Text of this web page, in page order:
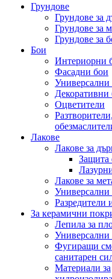
Грундове
Грундове за
Грундове за
Грундове за
Бои
Интериорни
Фасадни бои
Универсални
Декоративни
Оцветители
Разтворители,
Лакове
Лакове за
Защита
Лакове за
Универсални
Разредители
За керамични
Лепила за
Универсални
Фугиращи
санитарен
Материали за